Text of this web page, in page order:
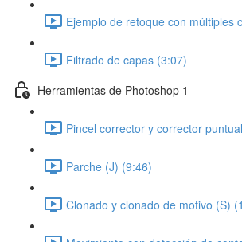
Ejemplo de retoque con múltiples
Filtrado de capas (3:07)
Herramientas de Photoshop 1
Pincel corrector y corrector
Parche (J) (9:46)
Clonado y clonado de motivo (S)